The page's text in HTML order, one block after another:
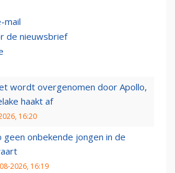
mail
de nieuwsbrief
wordt overgenomen door Apollo,
haakt af
16:20
geen onbekende jongen in de
2026, 16:19